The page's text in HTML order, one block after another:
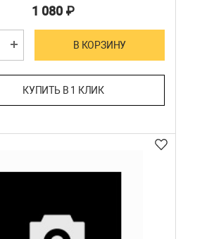
1 080₽
В КОРЗИНУ
КУПИТЬ В 1 КЛИК